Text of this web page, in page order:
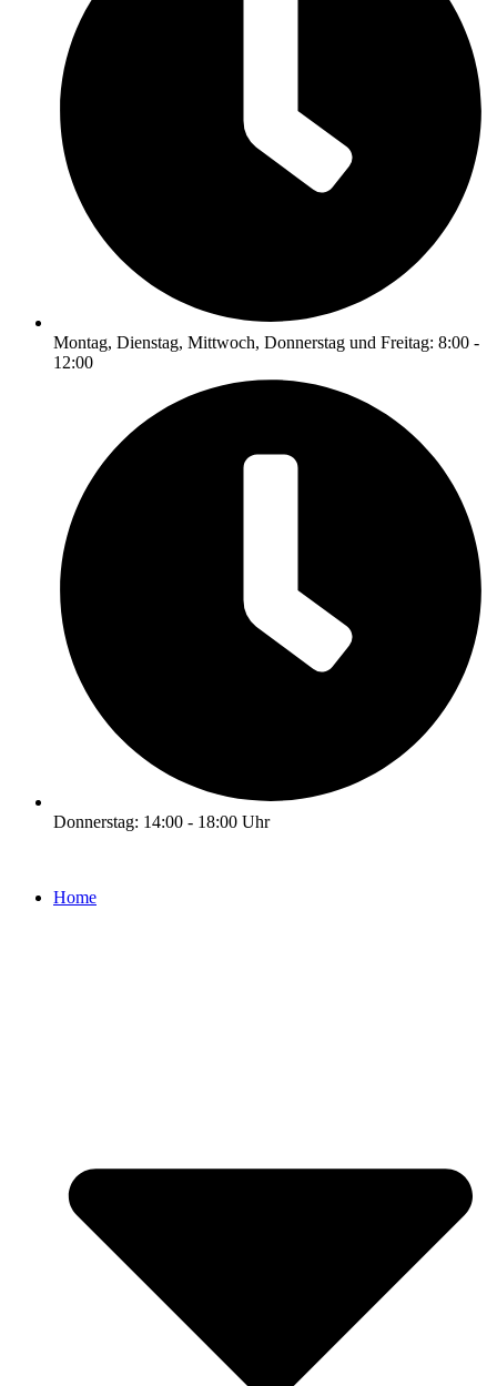
Montag, Dienstag, Mittwoch, Donnerstag und Freitag: 8:00 -
12:00
Donnerstag: 14:00 - 18:00 Uhr
Home